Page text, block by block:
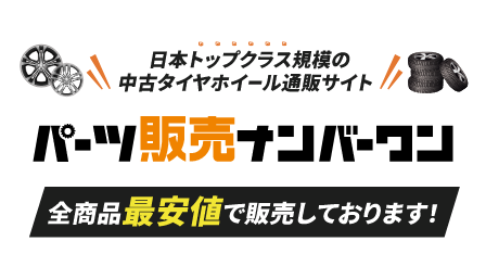
S
品）
S
新車外し品（新古
付き
A
走行距離も少なく、
目立つ傷もほとんど
ない中古品
A
走行距離も少なく、
非常に状態の良い中
古品